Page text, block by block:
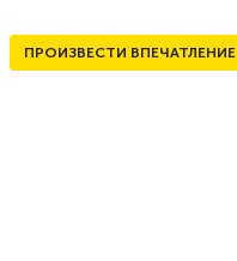
ПРОИЗВЕСТИ ВПЕЧАТЛЕНИЕ